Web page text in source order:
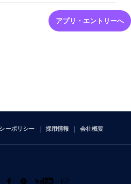
アプリ・エントリーへ
ーポリシー 採用情報 会社概要